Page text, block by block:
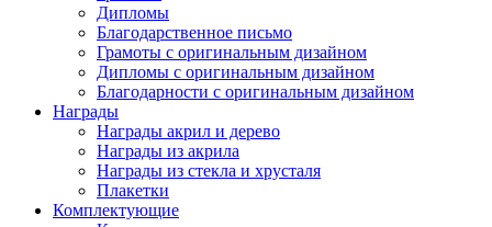
Дипломы
Благодарственное письмо
Грамоты с оригинальным дизайном
Дипломы с оригинальным дизайном
Благодарности с оригинальным дизайном
Награды
Награды акрил и дерево
Награды из акрила
Награды из стекла и хрусталя
Плакетки
Комплектующие